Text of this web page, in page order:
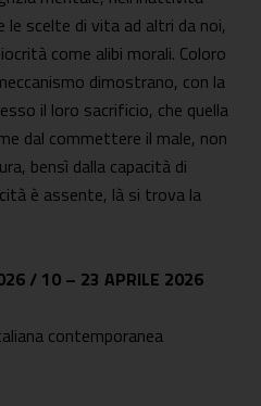
le scelte di vita ad altri da noi,
come alibi morali. Coloro
dimostrano, con la
il loro sacrificio, che quella
dal commettere il male, non
bensì dalla capacità di
è assente, là si trova la
/ 10 – 23 APRILE 2026
contemporanea